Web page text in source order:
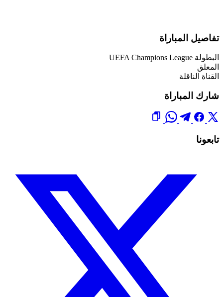
تفاصيل المباراة
البطولة UEFA Champions League
المعلق
القناة الناقلة
شارك المباراة
تابعونا